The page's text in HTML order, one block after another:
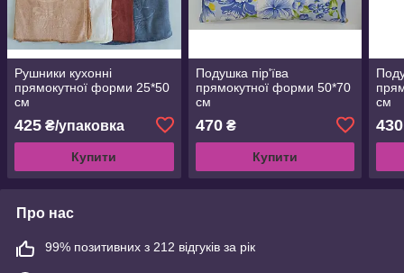
Рушники кухонні
прямокутної форми 25*50
см
425 ₴/упаковка
Купити
Подушка пір'їва
прямокутної форми 50*70
см
470₴
Купити
см
430
Про нас
99% позитивних з 212 відгуків за рік